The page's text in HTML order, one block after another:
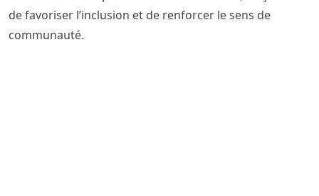
de favoriser l’inclusion et de renforcer le sens de
communauté.